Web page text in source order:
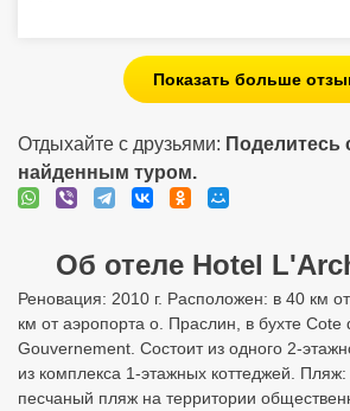
Показать больше
Отдыхайте с друзьями: Поделитесь
найденным туром.
Об отеле Hotel
Реновация: 2010 г. Расположен: в 40 км
км от аэропорта о. Праслин, в бухте Cote
Gouvernement. Состоит из одного 2-
из комплекса 1-этажных коттеджей.
песчаный пляж на территории